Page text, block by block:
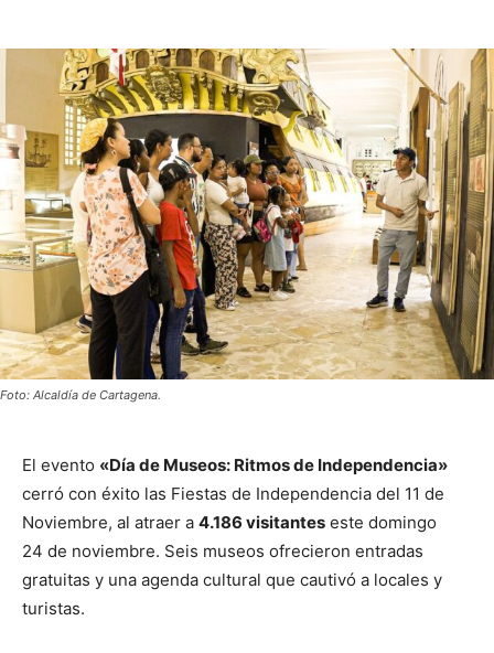
Foto: Alcaldía de Cartagena.
El evento «Día de Museos: Ritmos de Independencia»
cerró con éxito las Fiestas de Independencia del 11 de
Noviembre, al atraer a 4.186 visitantes este domingo
24 de noviembre. Seis museos ofrecieron entradas
gratuitas y una agenda cultural que cautivó a locales y
turistas.